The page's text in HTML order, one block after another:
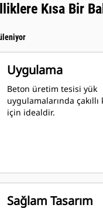
Kısa Bir
Uygulama
Beton üretim tesisi yük
uygulamalarında çakıllı
için idealdir.
Sağlam Tasarım